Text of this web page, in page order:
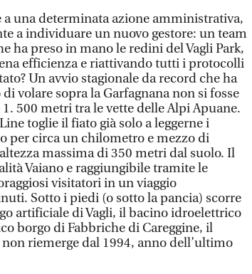
una determinata azione amministrativa,
a individuare un nuovo gestore: un team
ha preso in mano le redini del Vagli Park,
efficienza e riattivando tutti i protocolli
Un avvio stagionale da record che ha
volare sopra la Garfagnana non si fosse
500 metri tra le vette delle Alpi Apuane.
toglie il fiato già solo a leggerne i
per circa un chilometro e mezzo di
massima di 350 metri dal suolo. Il
Vaiano e raggiungibile tramite le
visitatori in un viaggio
Sotto i piedi (o sotto la pancia) scorre
artificiale di Vagli, il bacino idroelettrico
borgo di Fabbriche di Careggine, il
non riemerge dal 1994, anno dell’ultimo